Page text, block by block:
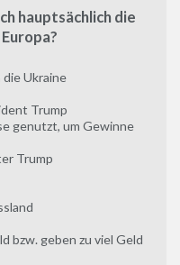
hauptsächlich die
Ukraine
Trump
genutzt, um Gewinne
Trump
bzw. geben zu viel Geld